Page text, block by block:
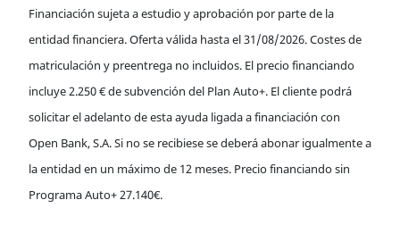
Financiación sujeta a estudio y aprobación por parte de la
entidad financiera. Oferta válida hasta el 31/08/2026.Costes de
matriculación y preentrega no incluidos. El precio financiando
incluye 2.250 € de subvención del Plan Auto+. El cliente podrá
solicitar el adelanto de esta ayuda ligada a financiación con
Open Bank, S.A. Si no se recibiese se deberá abonar igualmente a
la entidad en un máximo de 12 meses. Precio financiando sin
Programa Auto+ 27.140€.